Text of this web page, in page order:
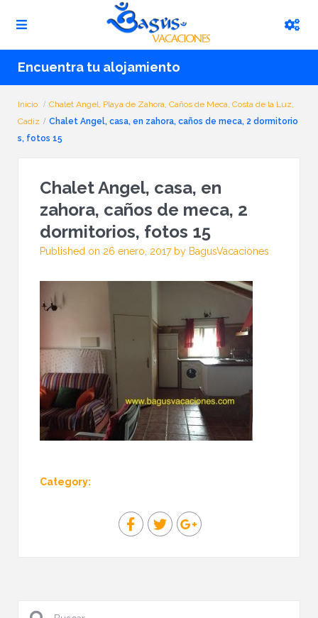
Encuentra tu alojamiento
Inicio
Chalet Angel, Playa de Zahora, Caños de Meca, Costa de la Luz,
Cadiz
Chalet Angel, casa, en zahora, caños de meca, 2 dormitorio
s, fotos 15
Chalet Angel, casa, en
zahora, caños de meca, 2
dormitorios, fotos 15
Published on 26 enero, 2017 by BagusVacaciones
Category: